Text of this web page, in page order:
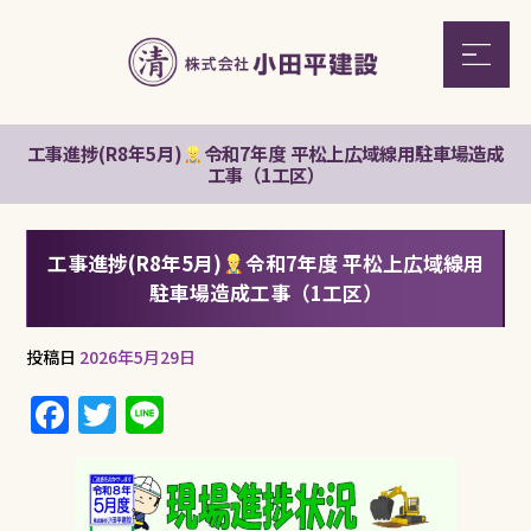
工事進捗(R8年5月)
令和7年度 平松上広域線用駐車場造成
工事（1工区）
工事進捗(R8年5月)
令和7年度 平松上広域線用
駐車場造成工事（1工区）
投稿日 2026年5月29日
F
a
c
T
w
it e